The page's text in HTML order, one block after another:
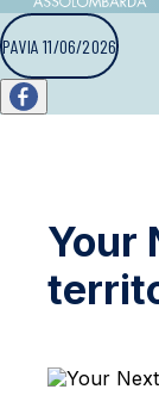
PAVIA 11/06/2026
Your